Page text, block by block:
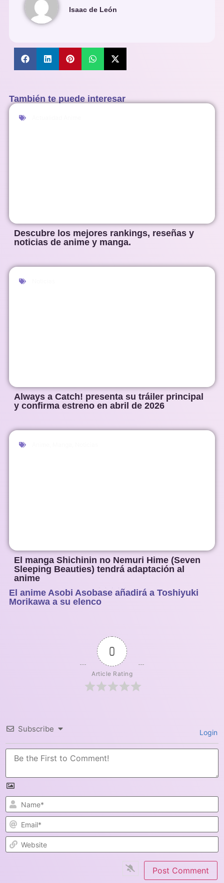
Isaac de León
También te puede interesar
Descubre los mejores rankings, reseñas y
noticias de anime y manga.
Always a Catch! presenta su tráiler principal
y confirma estreno en abril de 2026
El manga Shichinin no Nemuri Hime (Seven
Sleeping Beauties) tendrá adaptación al
anime
El anime Asobi Asobase añadirá a Toshiyuki
Morikawa a su elenco
0
Article Rating
Subscribe Login